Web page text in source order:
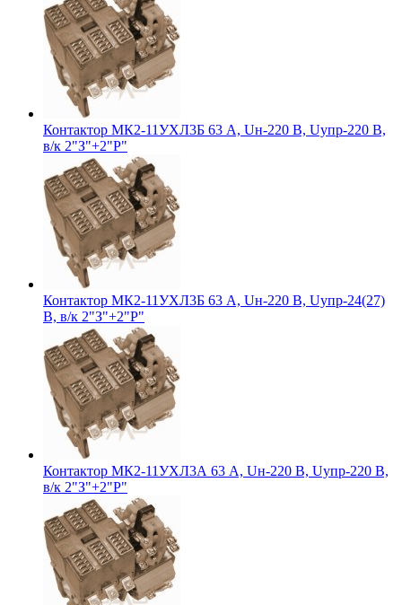
Контактор МК2-11УХЛ3Б 63 А, Uн-220 В, Uупр-220 В,
в/к 2"З"+2"Р"
Контактор МК2-11УХЛ3Б 63 А, Uн-220 В, Uупр-24(27)
В, в/к 2"З"+2"Р"
Контактор МК2-11УХЛ3А 63 А, Uн-220 В, Uупр-220 В,
в/к 2"З"+2"Р"